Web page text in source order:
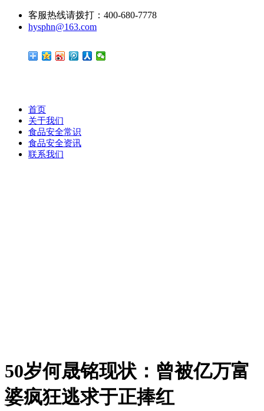
客服热线请拨打：400-680-7778
hysphn@163.com
首页
关于我们
食品安全常识
食品安全资讯
联系我们
50岁何晟铭现状：曾被亿万富
婆疯狂逃求于正捧红